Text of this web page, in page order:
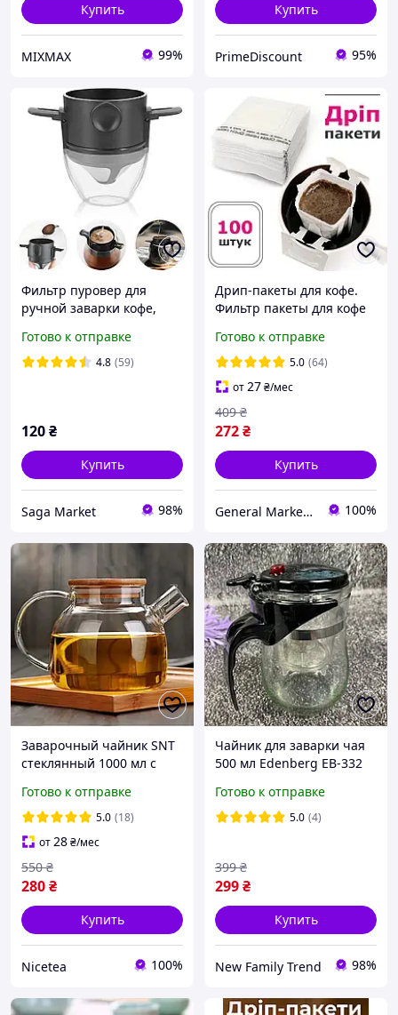
Купить
MIXMAX 99%
Купить
PrimeDiscount 95%
Фильтр пуровер для
ручной заварки кофе,
Готово к отправке
4.8 (59)
120₴
Купить
Saga Market 98%
Дрип-пакеты для кофе.
Фильтр пакеты для кофе
Готово к отправке
5.0 (64)
от27₴/мес
272₴
409 ₴
Купить
General Market Ukraine 100%
Заварочный чайник SNT
стеклянный 1000 мл с
Готово к отправке
5.0 (18)
от28₴/мес
280₴
550 ₴
Купить
Nicetea 100%
Чайник для заварки чая
500 мл Edenberg EB-332
кнопкой для слива Типод
Готово к отправке
5.0 (4)
299₴
399 ₴
Купить
New Family Trend 98%